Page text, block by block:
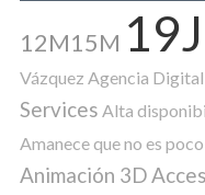
12M15M
Vázquez Agencia
Services Alta
Amanece que no es poco
Animación 3D